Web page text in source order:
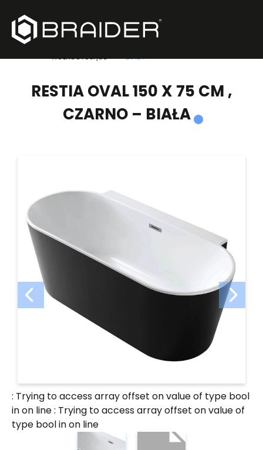
PRODUKTY
WOLNOSTOJĄCE
BIAŁA
RESTIA OVAL 150 X 75 CM ,
CZARNO – BIAŁA
: Trying to access array offset on value of type bool
inon line: Trying to access array offset on value of
type bool inon line